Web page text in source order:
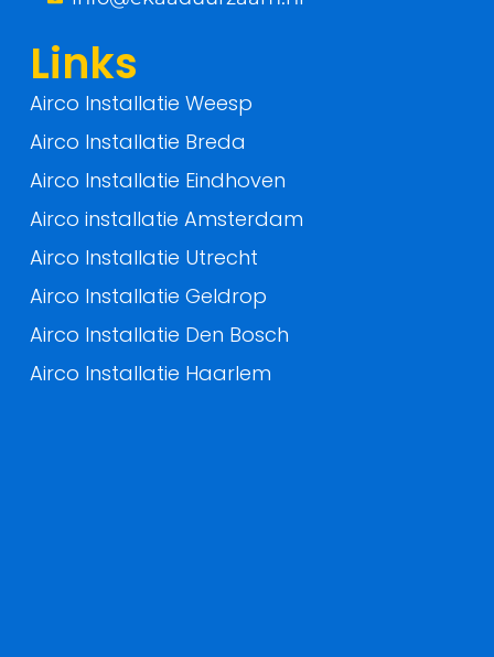
Links
Airco Installatie Weesp
Airco Installatie Breda
Airco Installatie Eindhoven
Airco installatie Amsterdam
Airco Installatie Utrecht
Airco Installatie Geldrop
Airco Installatie Den Bosch
Airco Installatie Haarlem